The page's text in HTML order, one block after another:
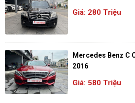
Giá: 280 Triệu
Mercedes Benz C
2016
Giá: 580 Triệu